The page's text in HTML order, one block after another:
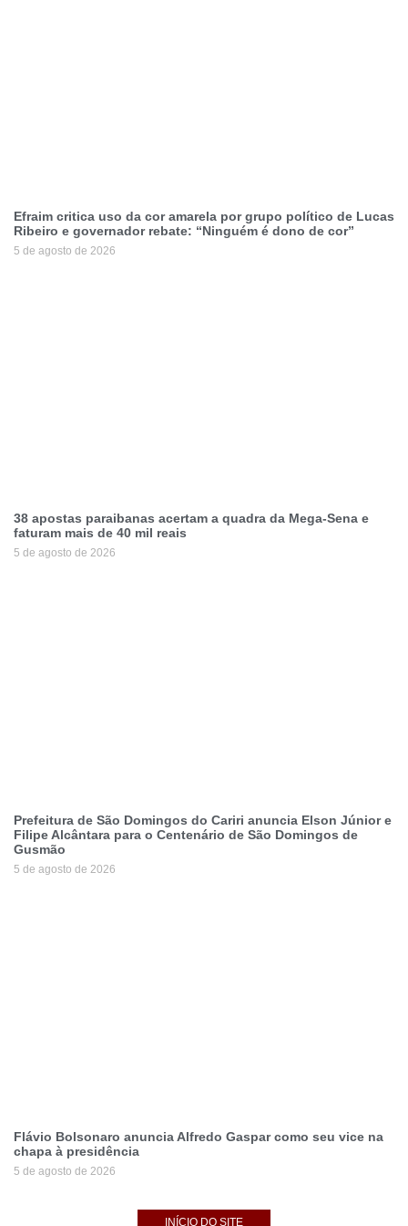
Efraim critica uso da cor amarela por grupo político de Lucas
Ribeiro e governador rebate: “Ninguém é dono de cor”
5 de agosto de 2026
38 apostas paraibanas acertam a quadra da Mega-Sena e
faturam mais de 40 mil reais
5 de agosto de 2026
Prefeitura de São Domingos do Cariri anuncia Elson Júnior e
Filipe Alcântara para o Centenário de São Domingos de
Gusmão
5 de agosto de 2026
Flávio Bolsonaro anuncia Alfredo Gaspar como seu vice na
chapa à presidência
5 de agosto de 2026
INÍCIO DO SITE